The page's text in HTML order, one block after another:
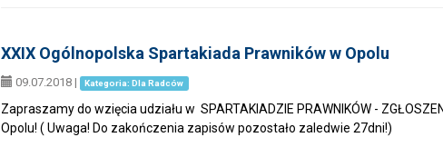
XXIX Ogólnopolska Spartakiada Prawników w Opolu
09.07.2018 | Kategoria: Dla Radców
Zapraszamy do wzięcia udziału w SPARTAKIADZIE PRAWNIKÓW -
Opolu! ( Uwaga! Do zakończenia zapisów pozostało zaledwie 27dni!)